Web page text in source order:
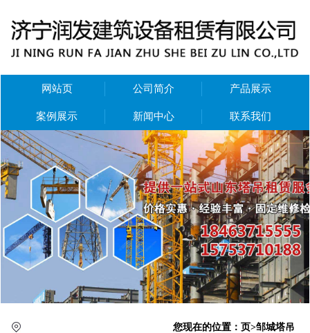
网站页 公司简介 产品展示
案例展示 新闻中心 联系我们
您现在的位置： 页>邹城塔吊